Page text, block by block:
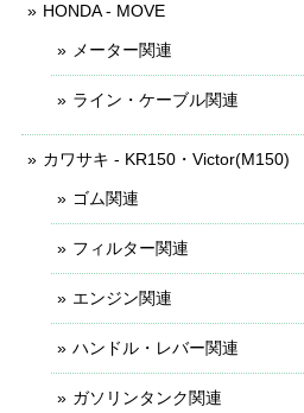
HONDA - MOVE
メーター関連
ライン・ケーブル関連
カワサキ - KR150・Victor(M150)
ゴム関連
フィルター関連
エンジン関連
ハンドル・レバー関連
ガソリンタンク関連